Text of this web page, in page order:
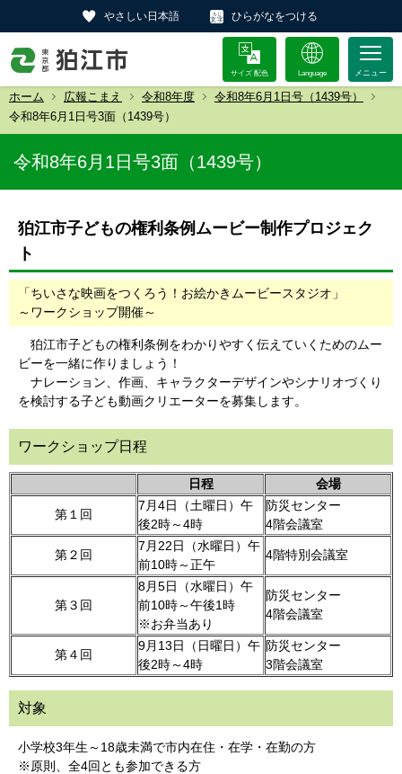
やさしい日本語 ひらがなをつける
サイズ 配色 Language
ホーム 広報こまえ 令和8年度
令和8年6月1日号（1439号）
令和8年6月1日号3面（1439号）
令和8年6月1日号3面（1439号）
狛江市子どもの権利条例ムービー制作プロジェク
ト
「ちいさな映画をつくろう！お絵かきムービースタジオ」
～ワークショップ開催～
狛江市子どもの権利条例をわかりやすく伝えていくためのムー
ビーを一緒に作りましょう！
ナレーション、作画、キャラクターデザインやシナリオづくり
を検討する子ども動画クリエーターを募集します。
ワークショップ日程
日程 会場
第１回
7月4日（土曜日）午
後2時～4時
防災センター
4階会議室
第２回
7月22日（水曜日）午
前10時～正午
4階特別会議室
第３回
8月5日（水曜日）午
前10時～午後1時
※お弁当あり
防災センター
4階会議室
第４回
9月13日（日曜日）午
後2時～4時
防災センター
3階会議室
対象
小学校3年生～18歳未満で市内在住・在学・在勤の方
※原則、全4回とも参加できる方